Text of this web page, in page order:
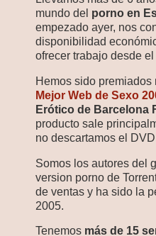
mundo del porno en
empezado ayer, nos
disponibilidad
ofrecer trabajo desde
Hemos sido
Mejor Web de Sexo
Erótico de Barcelona
producto sale
no descartamos el
Somos los autores del
version porno de
de ventas y ha sido la
2005.
Tenemos más de 15